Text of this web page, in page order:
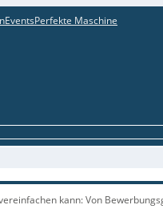
EventsPerfekte Maschine
kann: Von